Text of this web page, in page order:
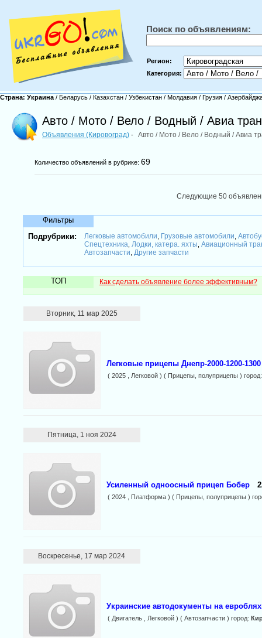
Поиск по объявлениям:
Регион:
Категория:
Страна: Украина / Беларусь / Казахстан / Узбекистан / Молдавия / Грузия /
Авто / Мото / Вело / Водный / Авиа
Объявления (Кировоград) - Авто / Мото / Вело / Водный / Авиа
Количество объявлений в рубрике: 69
Следующие 50
Фильтры
Подрубрики:
Легковые автомобили Грузовые автомобили
Спецтехника Лодки, катера. яхты Авиационный
Автозапчасти Другие запчасти
ТОП Как сделать объявление более эффективным?
Вторник, 11 мар 2025
Легковые прицепы Днепр-2000-1200-
( 2025 , Легковой ) ( Прицепы, полуприцепы )
Пятница, 1 ноя 2024
Усиленный одноосный прицеп Бобер
( 2024 , Платформа ) ( Прицепы, полуприцепы )
Воскресенье, 17 мар 2024
Украинские автодокументы на
( Двигатель , Легковой ) ( Автозапчасти ) город: